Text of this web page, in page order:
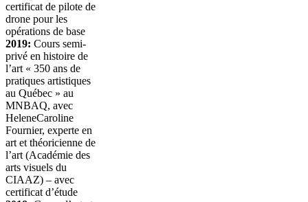
certificat de pilote de
drone pour les
opérations de base
2019: Cours semi-
privé en histoire de
l’art « 350 ans de
pratiques artistiques
au Québec » au
MNBAQ, avec
HeleneCaroline
Fournier, experte en
art et théoricienne de
l’art (Académie des
arts visuels du
CIAAZ) – avec
certificat d’étude